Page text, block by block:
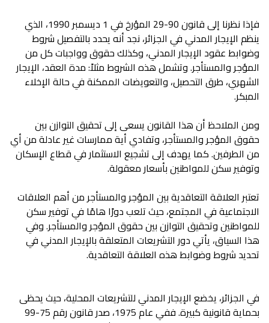
فإذا نظرنا إلى قانون 90-29 المؤرخ في 1 ديسمبر 1990، الذي
ينظم الإيجار المدني في الجزائر، نجد أنه يحدد بالتفصيل شروط
وضوابط عقود الإيجار المدني، وكذلك حقوق وواجبات كل من
المؤجر والمستأجر. وتشمل هذه الشروط مثلاً: مدة العقد، الإيجار
الشهري، طرق التحصيل، والتعويضات الممكنة في حالة الإخلاء
المبكر.
ومن الملاحظ أن هذا القانون يسعى إلى تحقيق التوازن بين
حقوق المؤجر والمستأجر، وتفادي أية ممارسات غير عادلة من أي
من الطرفين. كما يهدف إلى تشجيع الاستثمار في قطاع الإسكان
وتوفير سكن للمواطنين بأسعار معقولة.
تعتبر العلاقة التعاقدية بين المؤجر والمستأجر من أهم العلاقات
الاجتماعية في المجتمع، حيث تلعب دورًا هامًا في توفير سكن
للمواطنين وتحقيق التوازن بين حقوق المؤجر والمستأجر. وفي
هذا السياق، يأتي دور التشريعات المتعلقة بالإيجار المدني في
تحديد شروط وضوابط هذه العلاقة التعاقدية.
في الجزائر، يخضع الإيجار المدني للتشريعات المحلية، حيث يحظى
بحماية قانونية كبيرة. ففي عام 1975، صدر قانون رقم 75-99